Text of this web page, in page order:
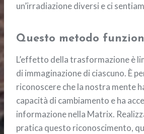
un’irradiazione diversi e ci
Questo metodo
L’effetto della trasformazione è
di immaginazione di ciascuno. È
riconoscere che la nostra mente
capacità di cambiamento e ha
informazione nella Matrix.
pratica questo riconoscimento,